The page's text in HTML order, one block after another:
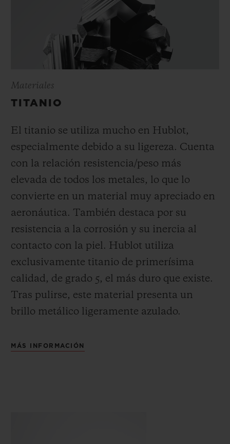
Materiales
TITANIO
El titanio se utiliza mucho en Hublot,
especialmente debido a su ligereza. Cuenta
con la relación resistencia/peso más
elevada de todos los metales, lo que lo
convierte en un material muy apreciado en
aeronáutica. También destaca por su
resistencia a la corrosión y su inercia al
contacto con la piel. Hublot utiliza
exclusivamente titanio de primerísima
calidad, de grado 5, el más duro que existe.
Tras pulirse, este material presenta un
brillo metálico ligeramente azulado.
MÁS INFORMACIÓN